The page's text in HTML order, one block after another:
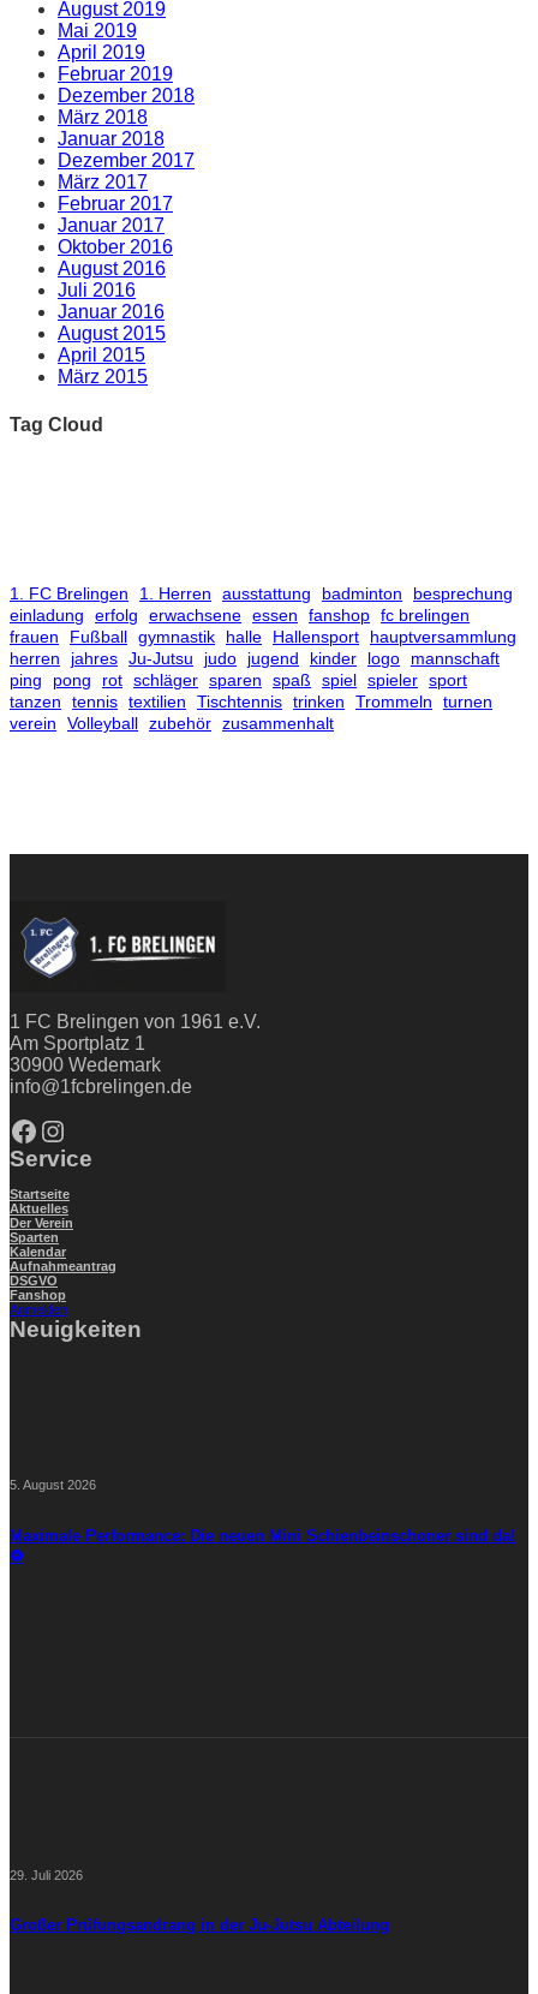
August 2019
Mai 2019
April 2019
Februar 2019
Dezember 2018
März 2018
Januar 2018
Dezember 2017
März 2017
Februar 2017
Januar 2017
Oktober 2016
August 2016
Juli 2016
Januar 2016
August 2015
April 2015
März 2015
Tag Cloud
1. FC Brelingen 1. Herren ausstattung badminton
besprechung
einladung
erfolg erwachsene essen fanshop fc brelingen
frauen
Fußball gymnastik halle Hallensport
hauptversammlung
herren
jahres Ju-Jutsu judo jugend kinder logo
mannschaft
ping
pong rot schläger sparen spaß spiel spieler sport
tanzen
tennis textilien Tischtennis trinken Trommeln
turnen
verein
Volleyball zubehör zusammenhalt
1 FC Brelingen von 1961 e.V.
Am Sportplatz 1
30900 Wedemark
info@1fcbrelingen.de
Facebook Instagram
Service
Startseite
Aktuelles
Der Verein
Sparten
Kalendar
Aufnahmeantrag
DSGVO
Fanshop
Anmelden
Neuigkeiten
5. August 2026
Maximale Performance: Die neuen Mini Schienbeinschoner sind da!
⚽
29. Juli 2026
Großer Prüfungsandrang in der Ju-Jutsu Abteilung